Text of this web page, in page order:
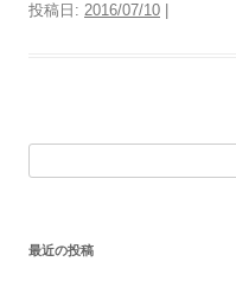
投稿日: 2016/07/10
最近の投稿